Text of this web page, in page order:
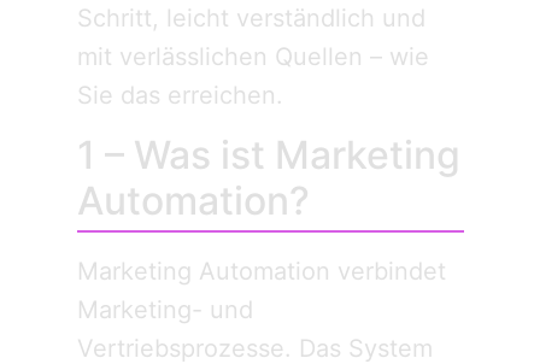
Schritt, leicht verständlich und
mit verlässlichen Quellen – wie
Sie das erreichen.
1 – Was ist Marketing
Automation?
Marketing Automation verbindet
Marketing- und
Vertriebsprozesse. Das System